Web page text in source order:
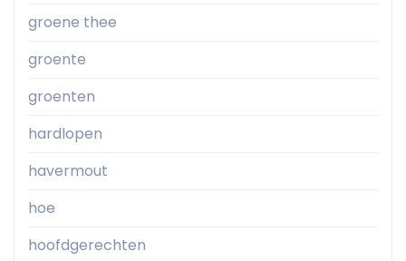
groene thee
groente
groenten
hardlopen
havermout
hoe
hoofdgerechten